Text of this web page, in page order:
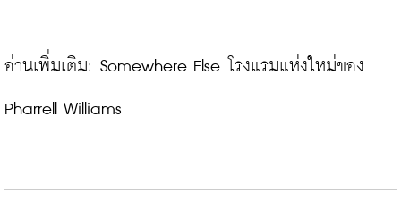
อ่านเพิ่มเติม: Somewhere Else โรงแรมแห่งใหม่ของ
Pharrell Williams